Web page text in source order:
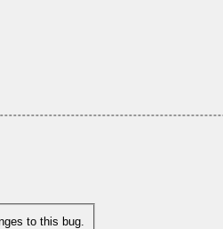
to this bug.